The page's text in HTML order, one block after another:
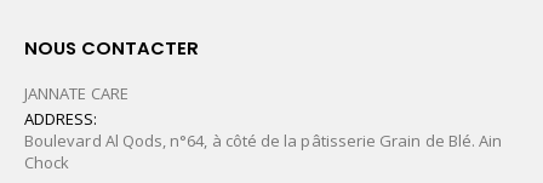
NOUS CONTACTER
JANNATE CARE
ADDRESS:
Boulevard Al Qods, n°64, à côté de la pâtisserie Grain de Blé. Ain
Chock